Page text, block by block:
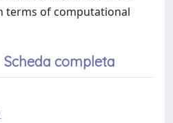
terms of computational
Scheda completa